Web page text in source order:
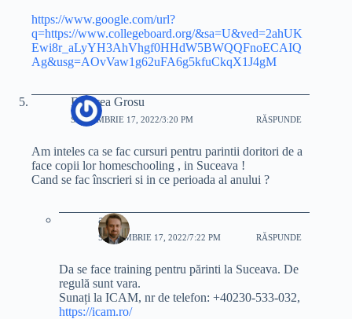
https://www.google.com/url?
q=https://www.collegeboard.org/&sa=U&ved=2ahUK
Ewi8r_aLyYH3AhVhgf0HHdW5BWQQFnoECAIQ
Ag&usg=AOvVaw1g62uFA6g5kfuCkqX1J4gM
Eunicea Grosu
SEPTEMBRIE 17, 2022/3:20 PM RĂSPUNDE
Am inteles ca se fac cursuri pentru parintii doritori de a
face copii lor homeschooling , in Suceava !
Cand se fac înscrieri si in ce perioada al anului ?
adi
SEPTEMBRIE 17, 2022/7:22 PM RĂSPUNDE
Da se face training pentru părinti la Suceava. De
regulă sunt vara.
Sunați la ICAM, nr de telefon: +40230-533-032,
https://icam.ro/